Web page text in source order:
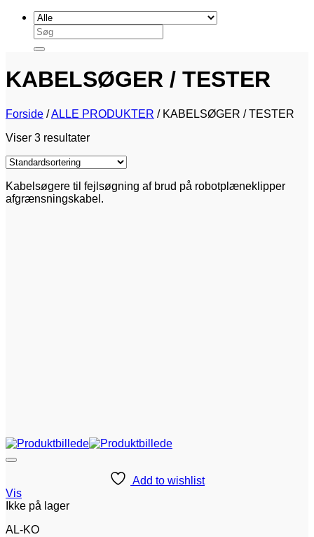
Søg
efter:
KABELSØGER / TESTER
Forside /ALLE PRODUKTER /KABELSØGER / TESTER
Viser 3 resultater
Kabelsøgere til fejlsøgning af brud på robotplæneklipper
afgrænsningskabel.
Add to wishlist
Vis
Ikke på lager
AL-KO